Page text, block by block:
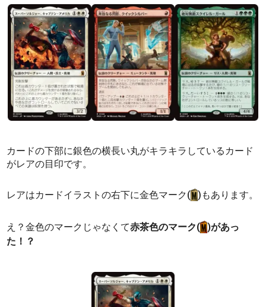
カードの下部に銀色の横長い丸がキラキラしているカード
がレアの目印です。
レアはカードイラストの右下に金色マーク( )もあります。
え？金色のマークじゃなくて赤茶色のマーク(
)があっ
た！？